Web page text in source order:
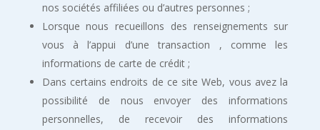
nos sociétés affiliées ou d’autres personnes ;
Lorsque nous recueillons des renseignements sur
vous à l’appui d’une transaction , comme les
informations de carte de crédit ;
Dans certains endroits de ce site Web, vous avez la
possibilité de nous envoyer des informations
personnelles, de recevoir des informations